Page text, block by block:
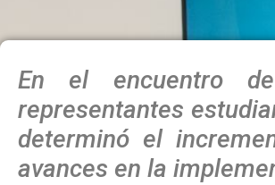
En el encuentro
representantes
determinó el
avances en la